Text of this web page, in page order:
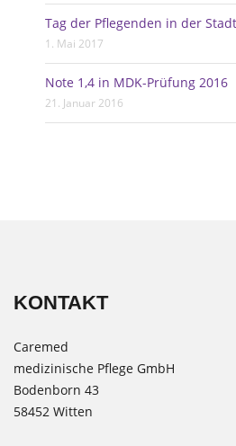
Tag der Pflegenden in der
1. Mai 2017
Note 1,4 in MDK-Prüfung 2016
21. Januar 2016
KONTAKT
Caremed
medizinische Pflege GmbH
Bodenborn 43
58452 Witten